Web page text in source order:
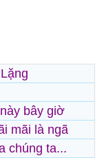
bây giờ
mãi là ngã
chúng ta...